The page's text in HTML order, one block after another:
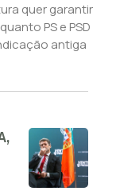
quer garantir
PS e PSD
antiga